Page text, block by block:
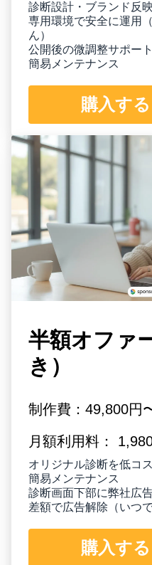
診断設計・ブランド反
専用環境で安全に運用
ん）
公開後の微調整サポート
簡易メンテナンス
購入する
半額オファ
き）
制作費：49,800円
月額利用料：
オリジナル診断を低コ
簡易メンテナンス
診断画面下部に弊社広
差額で広告解除（いつ
購入する